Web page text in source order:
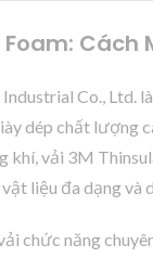
Foam:
Co., Ltd.
dép chất
vải 3M
liệu đa dạng
chức năng